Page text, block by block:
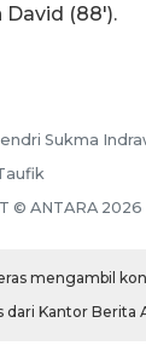
David (88').
Sukma
© ANTARA 2026
mengambil
dari Kantor Berita